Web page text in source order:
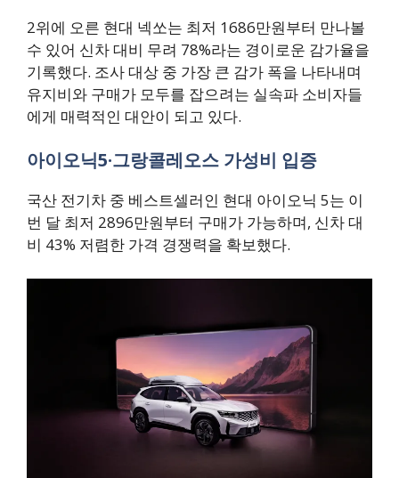
2위에 오른 현대 넥쏘는 최저 1686만원부터 만나볼
수 있어 신차 대비 무려 78%라는 경이로운 감가율을
기록했다. 조사 대상 중 가장 큰 감가 폭을 나타내며
유지비와 구매가 모두를 잡으려는 실속파 소비자들
에게 매력적인 대안이 되고 있다.
아이오닉5·그랑콜레오스 가성비 입증
국산 전기차 중 베스트셀러인 현대 아이오닉 5는 이
번 달 최저 2896만원부터 구매가 가능하며, 신차 대
비 43% 저렴한 가격 경쟁력을 확보했다.